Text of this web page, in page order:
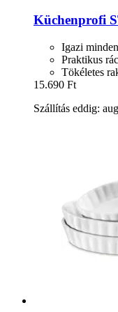
Küchenprofi
Igazi
Praktikus
Tökéletes
15.690 Ft
Szállítás eddig: